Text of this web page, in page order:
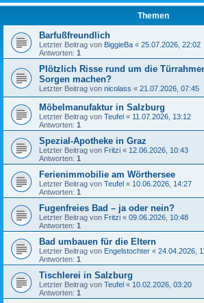
Themen
Barfußfreundlich
Letzter Beitrag von BiggieBa « 25.07.2026, 22:02
Antworten: 1
Plötzlich Risse rund um die
Sorgen machen?
Letzter Beitrag von nicolass « 21.07.2026, 07:45
Möbelmanufaktur in Salzburg
Letzter Beitrag von Teufel « 11.07.2026, 13:12
Antworten: 1
Spezial-Apotheke in Graz
Letzter Beitrag von Fritzi « 12.06.2026, 10:43
Antworten: 1
Ferienimmobilie am Wörthersee
Letzter Beitrag von Teufel « 10.06.2026, 14:27
Antworten: 1
Fugenfreies Bad – ja oder nein?
Letzter Beitrag von Fritzi « 09.06.2026, 10:48
Antworten: 1
Bad umbauen für die Eltern
Letzter Beitrag von Engelstochter « 24.04.2026,
Antworten: 1
Tischlerei in Salzburg
Letzter Beitrag von Teufel « 10.02.2026, 03:20
Antworten: 1